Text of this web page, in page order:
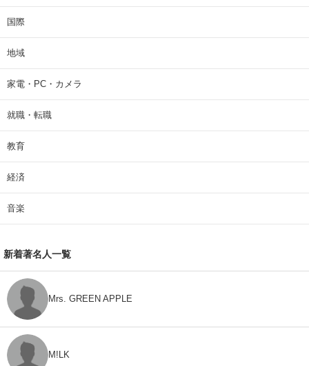
国際
地域
家電・PC・カメラ
就職・転職
教育
経済
音楽
新着著名人一覧
Mrs. GREEN APPLE
M!LK